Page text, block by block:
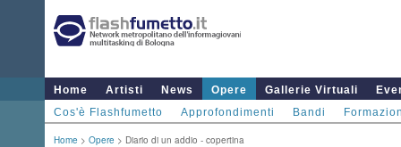
Home Artisti News Opere Gallerie Virtuali
Cos'è Flashfumetto
Approfondimenti Bandi
Home > Opere > Diario di un addio - copertina